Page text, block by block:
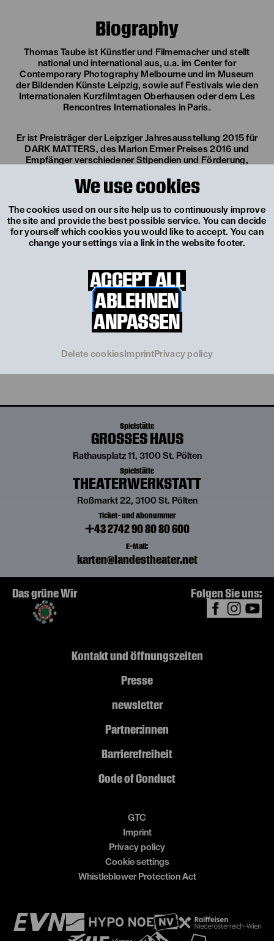
We use cookies
The cookies used on our site help us to continuously improve
the site and provide the best possible service. You can decide
for yourself which cookies you would like to accept. You can
change your settings via a link in the website footer.
ACCEPT ALL
ABLEHNEN
ANPASSEN
Delete cookies Imprint Privacy policy
Biography
Thomas Taube ist Künstler und Filmemacher und stellt
national und international aus, u.a. im Center for
Contemporary Photography Melbourne und im Museum
der Bildenden Künste Leipzig, sowie auf Festivals wie den
Internationalen Kurzfilmtagen Oberhausen oder dem Les
Rencontres Internationales in Paris.
Er ist Preisträger der Leipziger Jahresausstellung 2015 für
DARK MATTERS, des Marion Ermer Preises 2016 und
Empfänger verschiedener Stipendien und Förderung,
Seine Werke befinden sich in privaten und institutionellen
Sammlungen wie der Staatlichen Kunstsammlung Dresden.
2024 erhielt er die Drehbuchförderung der BKM für sein
Langfilm-Debüt.
Er veröffentlichte “Das Surren der Bildmaschine” bei
Spielstätte
GROSSES HAUS
Rathausplatz 11, 3100 St. Pölten
Spielstätte
THEATERWERKSTATT
Roßmarkt 22, 3100 St. Pölten
Ticket- und Abonummer
+43 2742 90 80 80 600
E-Mail:
karten@landestheater.net
Das grüne Wir Folgen Sie uns:
Kontakt und Öffnungszeiten
Presse
newsletter
Partner:innen
Barrierefreiheit
Code of Conduct
GTC
Imprint
Privacy policy
Cookie settings
Whistleblower Protection Act